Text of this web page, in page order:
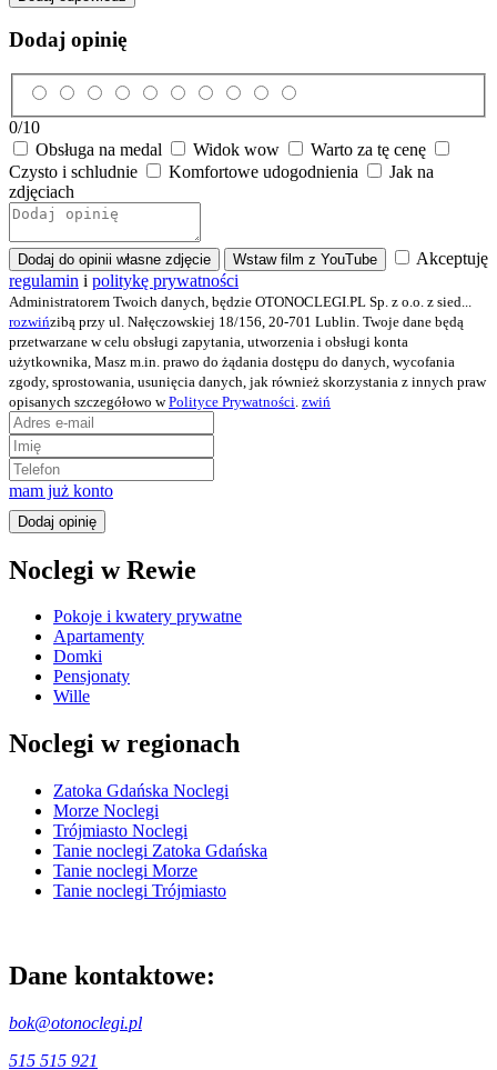
Dodaj opinię
0/10
Obsługa na medal
Widok wow
Warto za tę cenę
Czysto i schludnie
Komfortowe udogodnienia
Jak na
zdjęciach
Dodaj do opinii własne zdjęcie Wstaw film z YouTube
Akceptuję
regulamin i politykę prywatności
Administratorem Twoich danych, będzie OTONOCLEGI.PL Sp. z o.o. z sied
rozwińzibą przy ul. Nałęczowskiej 18/156, 20-701 Lublin. Twoje dane będą
przetwarzane w celu obsługi zapytania, utworzenia i obsługi konta
użytkownika, Masz m.in. prawo do żądania dostępu do danych, wycofania
zgody, sprostowania, usunięcia danych, jak również skorzystania z innych praw
opisanych szczegółowo wPolityce Prywatności zwiń
mam już konto
Dodaj opinię
Noclegi w Rewie
Pokoje i kwatery prywatne
Apartamenty
Domki
Pensjonaty
Wille
Noclegi w regionach
Zatoka Gdańska Noclegi
Morze Noclegi
Trójmiasto Noclegi
Tanie noclegi Zatoka Gdańska
Tanie noclegi Morze
Tanie noclegi Trójmiasto
Dane kontaktowe:
bok@otonoclegi.pl
515 515 921